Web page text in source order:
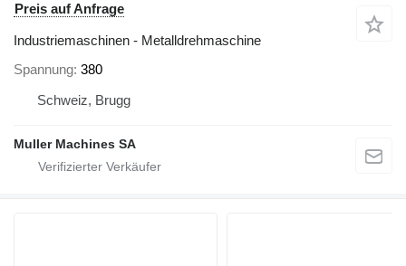
Preis auf Anfrage
Industriemaschinen - Metalldrehmaschine
Spannung 380
Schweiz, Brugg
Muller Machines SA